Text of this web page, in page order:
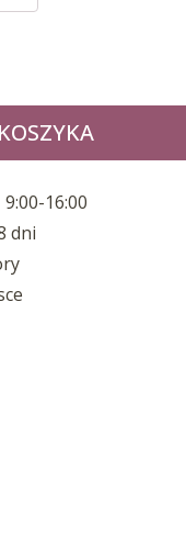
16:00
dni